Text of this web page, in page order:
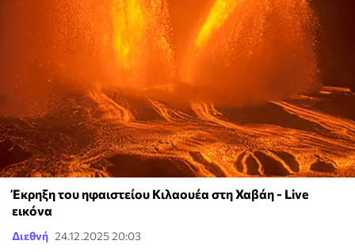
Έκρηξη του ηφαιστείου Κιλαουέα στη Χαβάη - Live
εικόνα
Διεθνή 24.12.2025 20:03